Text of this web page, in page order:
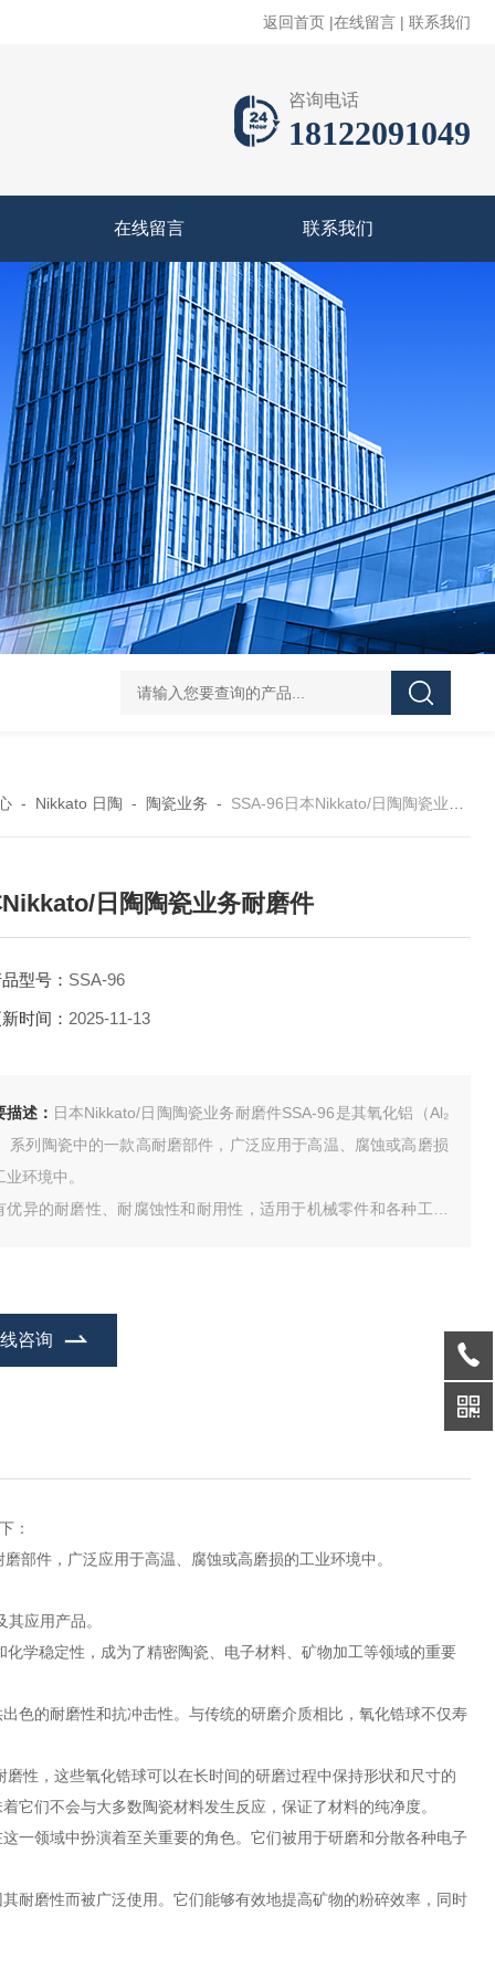
返回首页 |在线留言 | 联系我们
咨询电话
18122091049
在线留言 联系我们
L-00/01/02/03DAICO大浩研
- Nikkato 日陶 - 陶瓷业务 - SSA-96日本Nikkato/日陶陶瓷业务耐磨件
日陶陶瓷业务耐磨件
型号： SSA-96
时间： 2025-11-13
描述： 日本Nikkato/日陶陶瓷业务耐磨件SSA-96是其氧化铝（Al₂
系列陶瓷中的一款高耐磨部件，广泛应用于高温、腐蚀或高磨损
业环境中。
优异的耐磨性、耐腐蚀性和耐用性，适用于机械零件和各种工业
咨询
：
部件，广泛应用于高温、腐蚀或高磨损的工业环境中。
应用产品。
学稳定性，成为了精密陶瓷、电子材料、矿物加工等领域的重要
色的耐磨性和抗冲击性。与传统的研磨介质相比，氧化锆球不仅寿
性，这些氧化锆球可以在长时间的研磨过程中保持形状和尺寸的
它们不会与大多数陶瓷材料发生反应，保证了材料的纯净度。
一领域中扮演着至关重要的角色。它们被用于研磨和分散各种电子
耐磨性而被广泛使用。它们能够有效地提高矿物的粉碎效率，同时